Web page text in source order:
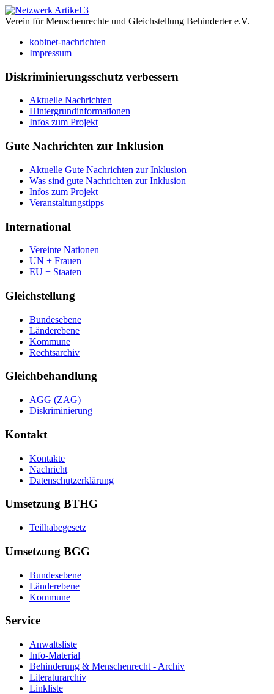
Verein für Menschenrechte und Gleichstellung Behinderter e.V.
kobinet-nachrichten
Impressum
Diskriminierungsschutz verbessern
Aktuelle Nachrichten
Hintergrundinformationen
Infos zum Projekt
Gute Nachrichten zur Inklusion
Aktuelle Gute Nachrichten zur Inklusion
Was sind gute Nachrichten zur Inklusion
Infos zum Projekt
Veranstaltungstipps
International
Vereinte Nationen
UN + Frauen
EU + Staaten
Gleichstellung
Bundesebene
Länderebene
Kommune
Rechtsarchiv
Gleichbehandlung
AGG (ZAG)
Diskriminierung
Kontakt
Kontakte
Nachricht
Datenschutzerklärung
Umsetzung BTHG
Teilhabegesetz
Umsetzung BGG
Bundesebene
Länderebene
Kommune
Service
Anwaltsliste
Info-Material
Behinderung & Menschenrecht - Archiv
Literaturarchiv
Linkliste